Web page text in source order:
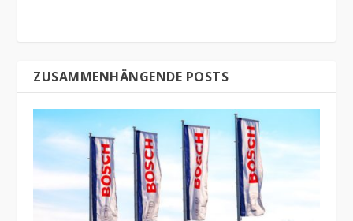
ZUSAMMENHÄNGENDE POSTS